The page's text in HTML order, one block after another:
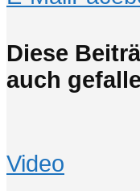
Diese
auch
Video